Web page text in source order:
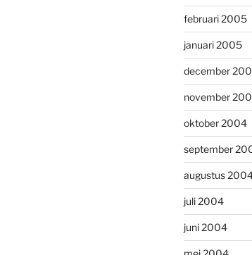
februari 2005
januari 2005
december
november
oktober 2004
september
augustus
juli 2004
juni 2004